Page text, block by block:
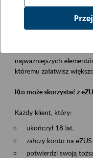
Opis wydarzenia
Platforma Usług
najważniejszych
któremu załatwisz
Kto może skorzystać z
Każdy klient, który:
ukończył 18 lat,
założy konto na
potwierdzi swoją